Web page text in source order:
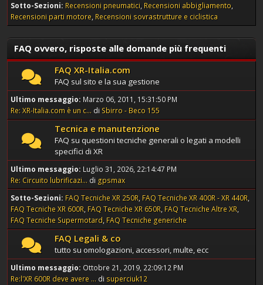
Sotto-Sezioni Recensioni pneumatici Recensioni abbigliamento
Recensioni parti motore Recensioni sovrastrutture e ciclistica
FAQ ovvero, risposte alle domande più frequenti
FAQ XR-Italia.com
FAQ sul sito e la sua gestione
Ultimo messaggio: Marzo 06, 2011, 15:31:50 PM
Re: XR-Italia.com è un c... di Sbirro - Beco 155
Tecnica e manutenzione
FAQ su questioni tecniche generali o legati a modelli
specifici di XR
Ultimo messaggio: Luglio 31, 2026, 22:14:47 PM
Re: Circuito lubrificazi... di gpsmax
Sotto-Sezioni FAQ Tecniche XR 250R FAQ Tecniche XR 400R - XR 440R
FAQ Tecniche XR 600R FAQ Tecniche XR 650R FAQ Tecniche Altre XR
FAQ Tecniche Supermotard FAQ Tecniche generiche
FAQ Legali & co
tutto su omologazioni, accessori, multe, ecc
Ultimo messaggio: Ottobre 21, 2019, 22:09:12 PM
Re:l'XR 600R deve avere ... di superciuk12